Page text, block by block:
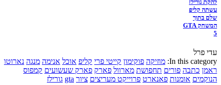
להקת גורילז
עשתה קליפ
שלם בתוך
המשחק GTA
5
עדי פרל
In this category: מוזיקה פוקימון קייטי פרי קליפ אוכל אנימה מנגה נארוטו
ראמן כתבה פורים תחפושת מארוול פארק פארק שעשועים קמפוס
הנוקמים אומנות פאנארט פרוייקט מעריצים ציור gta גורילז